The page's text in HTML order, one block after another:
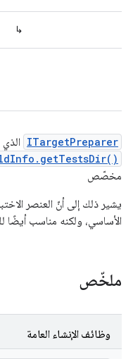
↳
ITargetPreparer
مخصّص
يشير ذلك إلى أنّ العنصر
الأساسي، ولكنه مناسب أيضًا
ملخّص
وظائف الإنشاء العامة